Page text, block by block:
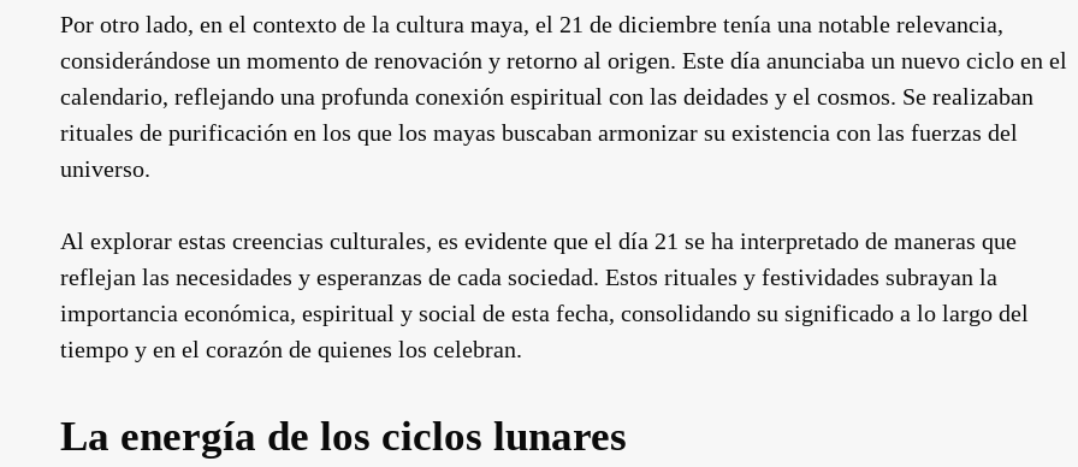
Por otro lado, en el contexto de la cultura maya, el 21 de diciembre tenía una notable relevancia,
considerándose un momento de renovación y retorno al origen. Este día anunciaba un nuevo ciclo en el
calendario, reflejando una profunda conexión espiritual con las deidades y el cosmos. Se realizaban
rituales de purificación en los que los mayas buscaban armonizar su existencia con las fuerzas del
universo.
Al explorar estas creencias culturales, es evidente que el día 21 se ha interpretado de maneras que
reflejan las necesidades y esperanzas de cada sociedad. Estos rituales y festividades subrayan la
importancia económica, espiritual y social de esta fecha, consolidando su significado a lo largo del
tiempo y en el corazón de quienes los celebran.
La energía de los ciclos lunares